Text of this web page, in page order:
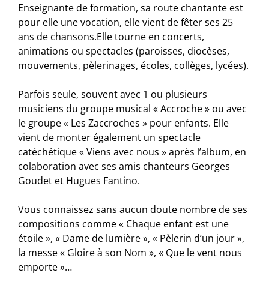
Enseignante de formation, sa route chantante est
pour elle une vocation, elle vient de fêter ses 25
ans de chansons.Elle tourne en concerts,
animations ou spectacles (paroisses, diocèses,
mouvements, pèlerinages, écoles, collèges, lycées).
Parfois seule, souvent avec 1 ou plusieurs
musiciens du groupe musical « Accroche » ou avec
le groupe « Les Zaccroches » pour enfants. Elle
vient de monter également un spectacle
catéchétique « Viens avec nous » après l’album, en
colaboration avec ses amis chanteurs Georges
Goudet et Hugues Fantino.
Vous connaissez sans aucun doute nombre de ses
compositions comme « Chaque enfant est une
étoile », « Dame de lumière », « Pèlerin d’un jour »,
la messe « Gloire à son Nom », « Que le vent nous
emporte »…